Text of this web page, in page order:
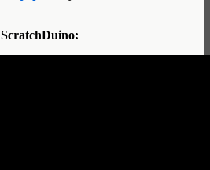
ScratchDuino: